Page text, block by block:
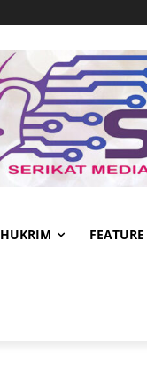
HUKRIM FEATURE